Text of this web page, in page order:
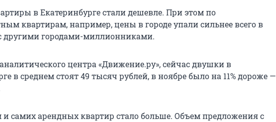
в Екатеринбурге стали дешевле. При этом по
квартирам, например, цены в городе упали сильнее всего в
другими городами-миллионниками.
центра «Движение.ру», сейчас двушки в
в среднем стоят 49 тысяч рублей, в ноябре было на 11% дороже —
и самих арендных квартир стало больше. Объем предложения с